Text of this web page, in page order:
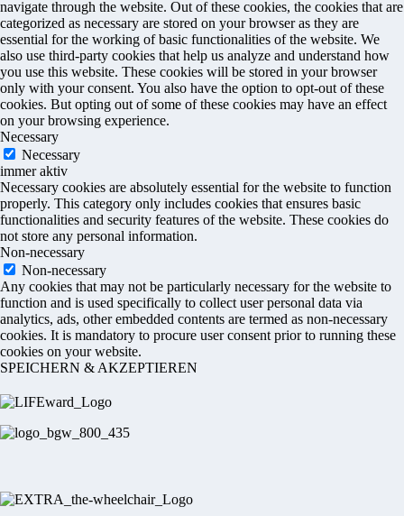
navigate through the website. Out of these cookies, the cookies that are
categorized as necessary are stored on your browser as they are
essential for the working of basic functionalities of the website. We
also use third-party cookies that help us analyze and understand how
you use this website. These cookies will be stored in your browser
only with your consent. You also have the option to opt-out of these
cookies. But opting out of some of these cookies may have an effect
on your browsing experience.
Necessary
Necessary
immer aktiv
Necessary cookies are absolutely essential for the website to function
properly. This category only includes cookies that ensures basic
functionalities and security features of the website. These cookies do
not store any personal information.
Non-necessary
Non-necessary
Any cookies that may not be particularly necessary for the website to
function and is used specifically to collect user personal data via
analytics, ads, other embedded contents are termed as non-necessary
cookies. It is mandatory to procure user consent prior to running these
cookies on your website.
SPEICHERN & AKZEPTIEREN